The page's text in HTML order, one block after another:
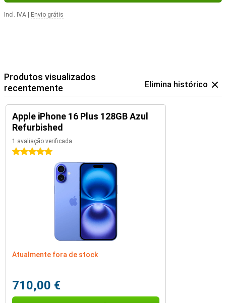
Incl. IVA Envio grátis
Produtos visualizados
recentemente
Elimina histórico
Apple iPhone 16 Plus 128GB Azul
Refurbished
1 avaliação verificada
5 estrelas
Atualmente fora de stock
710,00 €